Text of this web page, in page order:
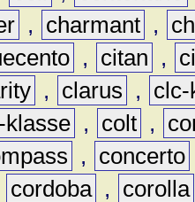
, charmant ,
, citan ,
, clarus ,
clc-
klasse , colt ,
, concerto
cordoba ,
corolla